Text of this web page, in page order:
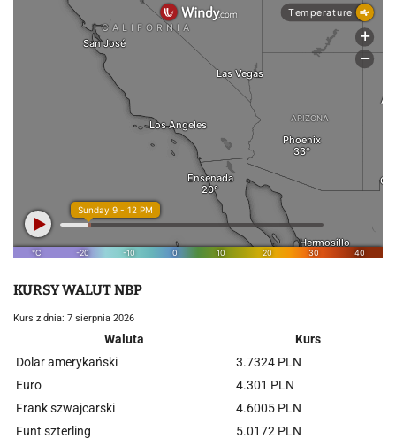
KURSY WALUT NBP
Kurs z dnia: 7 sierpnia 2026
Waluta
Kurs
Dolar amerykański
3.7324 PLN
Euro
4.301 PLN
Frank szwajcarski
4.6005 PLN
Funt szterling
5.0172 PLN